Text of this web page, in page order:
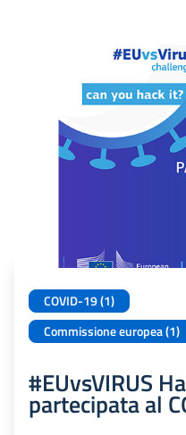
COVID-19 (1)
Commissione europea (1)
#EUvsVIRUS
partecipata al